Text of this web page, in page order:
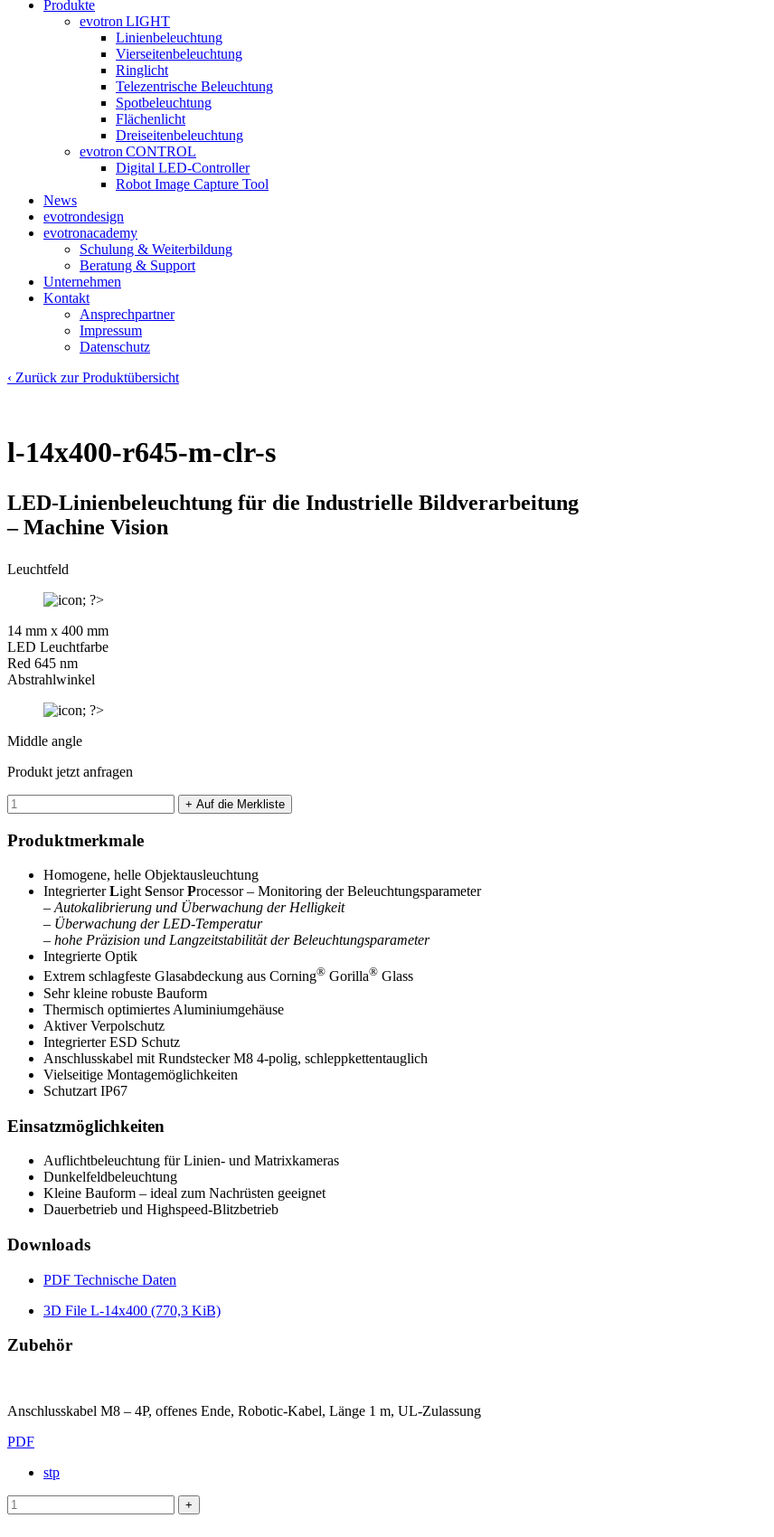
Produkte
evotron LIGHT
Linienbeleuchtung
Vierseitenbeleuchtung
Ringlicht
Telezentrische Beleuchtung
Spotbeleuchtung
Flächenlicht
Dreiseitenbeleuchtung
evotron CONTROL
Digital LED-Controller
Robot Image Capture Tool
News
evotrondesign
evotronacademy
Schulung & Weiterbildung
Beratung & Support
Unternehmen
Kontakt
Ansprechpartner
Impressum
Datenschutz
‹ Zurück zur Produktübersicht
l-14x400-r645-m-clr-s
LED-Linienbeleuchtung für die Industrielle Bildverarbeitung
– Machine Vision
Leuchtfeld
14 mm x 400 mm
LED Leuchtfarbe
Red 645 nm
Abstrahlwinkel
Middle angle
Produkt jetzt anfragen
Produktmerkmale
Homogene, helle Objektausleuchtung
IntegrierterLightSensorProcessor – Monitoring der Beleuchtungsparameter
– Autokalibrierung und Überwachung der Helligkeit
– Überwachung der LED-Temperatur
– hohe Präzision und Langzeitstabilität der Beleuchtungsparameter
Integrierte Optik
Extrem schlagfeste Glasabdeckung aus Corning® Gorilla® Glass
Sehr kleine robuste Bauform
Thermisch optimiertes Aluminiumgehäuse
Aktiver Verpolschutz
Integrierter ESD Schutz
Anschlusskabel mit Rundstecker M8 4-polig, schleppkettentauglich
Vielseitige Montagemöglichkeiten
Schutzart IP67
Einsatzmöglichkeiten
Auflichtbeleuchtung für Linien- und Matrixkameras
Dunkelfeldbeleuchtung
Kleine Bauform – ideal zum Nachrüsten geeignet
Dauerbetrieb und Highspeed-Blitzbetrieb
Downloads
PDF Technische Daten
3D File L-14x400 (770,3 KiB)
Zubehör
Anschlusskabel M8 – 4P, offenes Ende, Robotic-Kabel, Länge 1 m, UL-Zulassung
PDF
stp